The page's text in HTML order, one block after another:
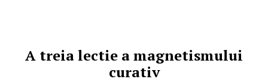
A treia lectie a magnetismului
curativ